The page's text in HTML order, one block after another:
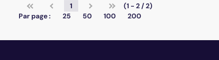
1
(1 - 2 / 2)
Par page :
25 50 100 200